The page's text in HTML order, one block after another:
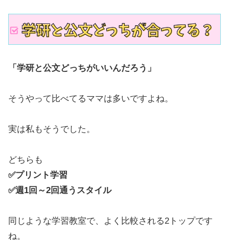
「学研と公文どっちがいいんだろう」
そうやって比べてるママは多いですよね。
実は私もそうでした。
どちらも
✅プリント学習
✅週1回～2回通うスタイル
同じような学習教室で、よく比較される2トップです
ね。